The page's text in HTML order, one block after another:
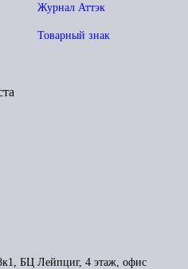
Журнал Аттэк
Товарный знак
БЦ Лейпциг, 4 этаж, офис